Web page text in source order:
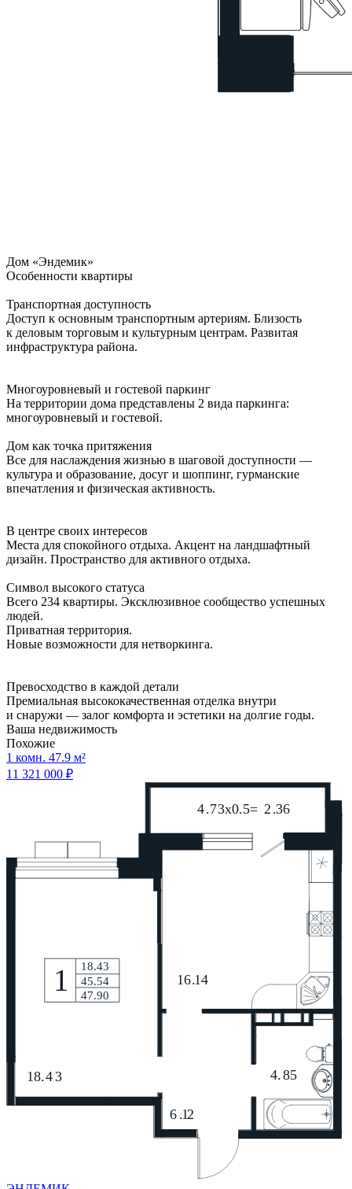
Дом «Эндемик»
Особенности квартиры
Транспортная доступность
Доступ к основным транспортным артериям. Близость
к деловым торговым и культурным центрам. Развитая
инфраструктура района.
Многоуровневый и гостевой паркинг
На территории дома представлены 2 вида паркинга:
многоуровневый и гостевой.
Дом как точка притяжения
Все для наслаждения жизнью в шаговой доступности —
культура и образование, досуг и шоппинг, гурманские
впечатления и физическая активность.
В центре своих интересов
Места для спокойного отдыха. Акцент на ландшафтный
дизайн. Пространство для активного отдыха.
Символ высокого статуса
Всего 234 квартиры. Эксклюзивное сообщество успешных
людей.
Приватная территория.
Новые возможности для нетворкинга.
Превосходство в каждой детали
Премиальная высококачественная отделка внутри
и снаружи — залог комфорта и эстетики на долгие годы.
Ваша недвижимость
Похожие
1 комн. 47.9 м²
11 321 000 ₽